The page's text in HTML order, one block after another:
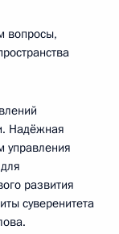
вопросы,
Надёжная
управления
развития
суверенитета